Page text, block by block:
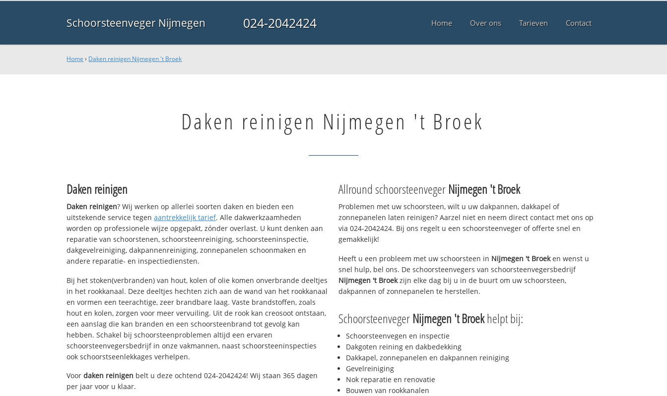
Schoorsteenveger Nijmegen 024-2042424 Home Over ons Tarieven Contact
Home › Daken reinigen Nijmegen 't Broek
Daken reinigen Nijmegen 't Broek
Daken reinigen
Daken reinigen? Wij werken op allerlei soorten daken en bieden een
uitstekende service tegenaantrekkelijk tarief. Alle dakwerkzaamheden
worden op professionele wijze opgepakt, zónder overlast. U kunt denken aan
reparatie van schoorstenen, schoorsteenreiniging, schoorsteeninspectie,
dakgevelreiniging, dakpannenreiniging, zonnepanelen schoonmaken en
andere reparatie- en inspectiediensten.
Bij het stoken(verbranden) van hout, kolen of olie komen onverbrande deeltjes
in het rookkanaal. Deze deeltjes hechten zich aan de wand van het rookkanaal
en vormen een teerachtige, zeer brandbare laag. Vaste brandstoffen, zoals
hout en kolen, zorgen voor meer vervuiling. Uit de rook kan creosoot ontstaan,
een aanslag die kan branden en een schoorsteenbrand tot gevolg kan
hebben. Schakel bij schoorsteenproblemen altijd een ervaren
schoorsteenvegersbedrijf in onze vakmannen, naast schoorsteeninspecties
ook schoorstseenlekkages verhelpen.
Voordaken reinigen belt u deze ochtend 024-2042424! Wij staan 365 dagen
per jaar voor u klaar.
Allround schoorsteenveger Nijmegen 't Broek
Problemen met uw schoorsteen, wilt u uw dakpannen, dakkapel of
zonnepanelen laten reinigen? Aarzel niet en neem direct contact met ons op
via 024-2042424. Bij ons regelt u een schoorsteenveger of offerte snel en
gemakkelijk!
Heeft u een probleem met uw schoorsteen in Nijmegen 't Broeken wenst u
snel hulp, bel ons. De schoorsteenvegers van schoorsteenvegersbedrijf
Nijmegen 't Broekzijn elke dag bij u in de buurt om uw schoorsteen,
dakpannen of zonnepanelen te herstellen.
Schoorsteenveger Nijmegen 't Broekhelpt bij:
Schoorsteenvegen en inspectie
Dakgoten reining en dakbedekking
Dakkapel, zonnepanelen en dakpannen reiniging
Gevelreiniging
Nok reparatie en renovatie
Bouwen van rookkanalen